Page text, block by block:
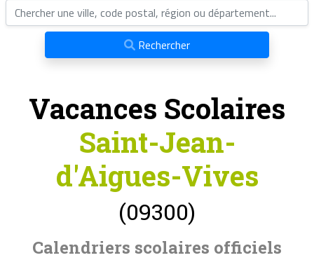
Rechercher
Vacances Scolaires
Saint-Jean-
d'Aigues-Vives
(09300)
Calendriers scolaires officiels